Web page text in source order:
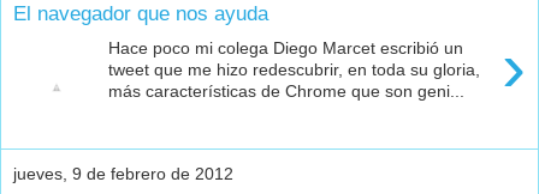
El navegador que nos ayuda
›
Hace poco mi colega Diego Marcet escribió un
tweet que me hizo redescubrir, en toda su gloria,
más características de Chrome que son geni...
jueves, 9 de febrero de 2012